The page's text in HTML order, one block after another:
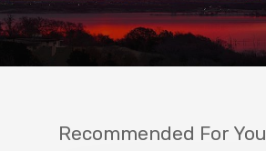
Recommended For You